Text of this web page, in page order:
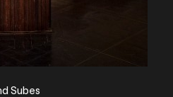
Subes